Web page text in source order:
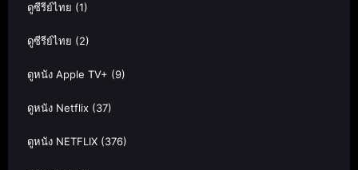
ดูซีรีย์ไทย (1)
ดูซีรีย์ไทย (2)
ดูหนัง Apple TV+ (9)
ดูหนัง Netflix (37)
ดูหนัง NETFLIX (376)